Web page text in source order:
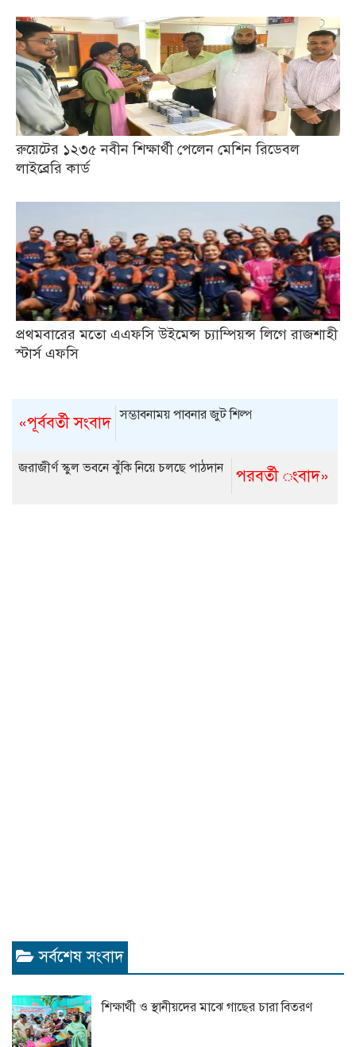
রুয়েটের ১২৩৫ নবীন শিক্ষার্থী পেলেন মেশিন রিডেবল
লাইব্রেরি কার্ড
প্রথমবারের মতো এএফসি উইমেন্স চ্যাম্পিয়ন্স লিগে রাজশাহী
স্টার্স এফসি
«পূর্ববর্তী সংবাদ সম্ভাবনাময় পাবনার জুট শিল্প
পরবর্তী ংবাদ»
জরাজীর্ণ স্কুল ভবনে ঝুঁকি নিয়ে চলছে পাঠদান
সর্বশেষ সংবাদ
শিক্ষার্থী ও স্থানীয়দের মাঝে গাছের চারা বিতরণ